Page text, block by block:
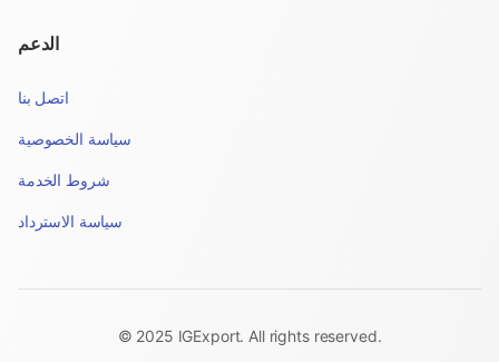
الدعم
اتصل بنا
سياسة الخصوصية
شروط الخدمة
سياسة الاسترداد
© 2025 IGExport. All rights reserved.